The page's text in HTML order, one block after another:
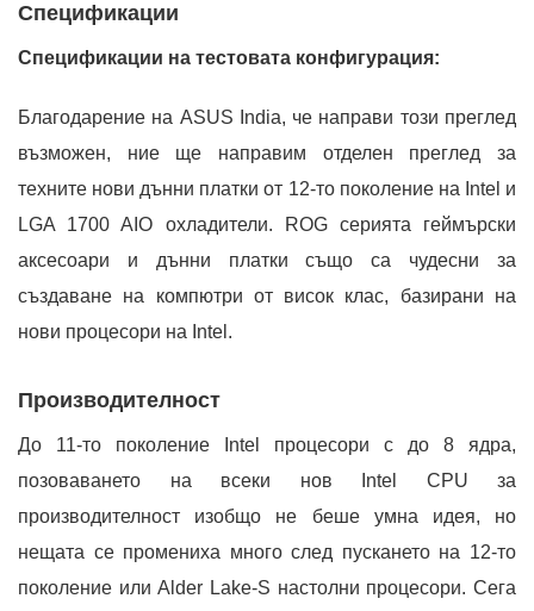
Спецификации
Спецификации на тестовата конфигурация:
Благодарение на ASUS India, че направи този преглед
възможен, ние ще направим отделен преглед за
техните нови дънни платки от 12-то поколение на Intel и
LGA 1700 AIO охладители. ROG серията геймърски
аксесоари и дънни платки също са чудесни за
създаване на компютри от висок клас, базирани на
нови процесори на Intel.
Производителност
До 11-то поколение Intel процесори с до 8 ядра,
позоваването на всеки нов Intel CPU за
производителност изобщо не беше умна идея, но
нещата се промениха много след пускането на 12-то
поколение или Alder Lake-S настолни процесори. Сега